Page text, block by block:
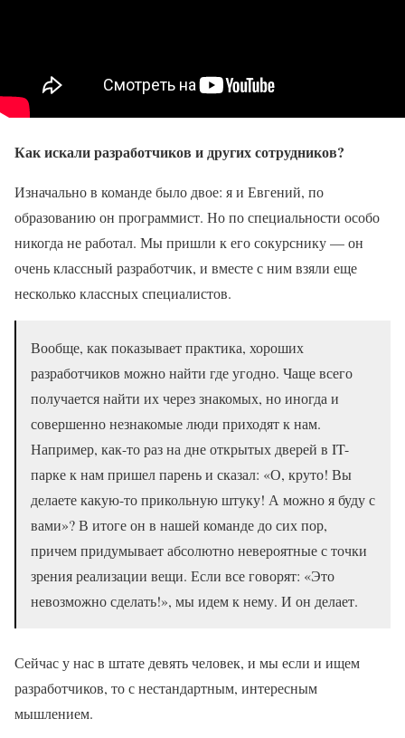
Как искали разработчиков и других сотрудников?
Изначально в команде было двое: я и Евгений, по
образованию он программист. Но по специальности особо
никогда не работал. Мы пришли к его сокурснику — он
очень классный разработчик, и вместе с ним взяли еще
несколько классных специалистов.
Вообще, как показывает практика, хороших
разработчиков можно найти где угодно. Чаще всего
получается найти их через знакомых, но иногда и
совершенно незнакомые люди приходят к нам.
Например, как-то раз на дне открытых дверей в IT-
парке к нам пришел парень и сказал: «О, круто! Вы
делаете какую-то прикольную штуку! А можно я буду с
вами»? В итоге он в нашей команде до сих пор,
причем придумывает абсолютно невероятные с точки
зрения реализации вещи. Если все говорят: «Это
невозможно сделать!», мы идем к нему. И он делает.
Сейчас у нас в штате девять человек, и мы если и ищем
разработчиков, то с нестандартным, интересным
мышлением.